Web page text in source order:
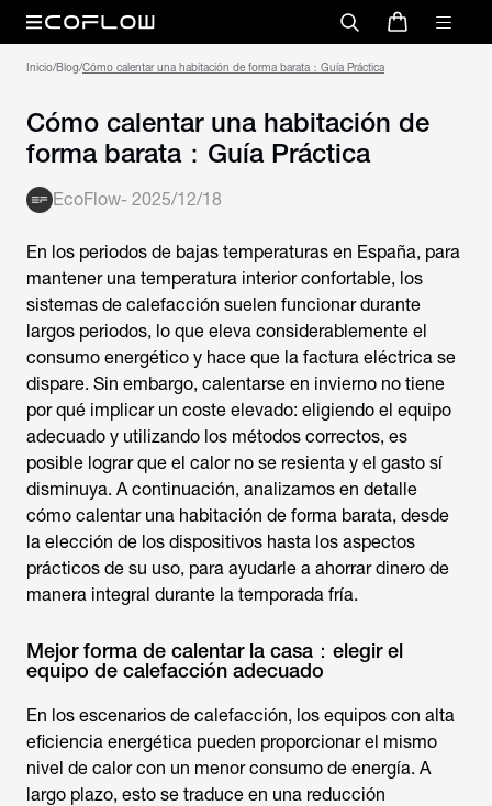
Inicio/Blog/ Cómo calentar una habitación de forma barata：Guía Práctica
Cómo calentar una habitación de
forma barata：Guía Práctica
EcoFlow- 2025/12/18
En los periodos de bajas temperaturas en España, para
mantener una temperatura interior confortable, los
sistemas de calefacción suelen funcionar durante
largos periodos, lo que eleva considerablemente el
consumo energético y hace que la factura eléctrica se
dispare. Sin embargo, calentarse en invierno no tiene
por qué implicar un coste elevado: eligiendo el equipo
adecuado y utilizando los métodos correctos, es
posible lograr que el calor no se resienta y el gasto sí
disminuya. A continuación, analizamos en detalle
cómo calentar una habitación de forma barata, desde
la elección de los dispositivos hasta los aspectos
prácticos de su uso, para ayudarle a ahorrar dinero de
manera integral durante la temporada fría.
Mejor forma de calentar la casa：elegir el
equipo de calefacción adecuado
En los escenarios de calefacción, los equipos con alta
eficiencia energética pueden proporcionar el mismo
nivel de calor con un menor consumo de energía. A
largo plazo, esto se traduce en una reducción